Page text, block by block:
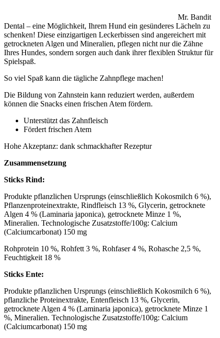
Mr. Bandit
Dental – eine Möglichkeit, Ihrem Hund ein gesünderes Lächeln zu
schenken! Diese einzigartigen Leckerbissen sind angereichert mit
getrockneten Algen und Mineralien, pflegen nicht nur die Zähne
Ihres Hundes, sondern sorgen auch dank ihrer flexiblen Struktur für
Spielspaß.
So viel Spaß kann die tägliche Zahnpflege machen!
Die Bildung von Zahnstein kann reduziert werden, außerdem
können die Snacks einen frischen Atem fördern.
Unterstützt das Zahnfleisch
Fördert frischen Atem
Hohe Akzeptanz: dank schmackhafter Rezeptur
Zusammensetzung
Sticks Rind:
Produkte pflanzlichen Ursprungs (einschließlich Kokosmilch 6 %),
Pflanzenproteinextrakte, Rindfleisch 13 %, Glycerin, getrocknete
Algen 4 % (Laminaria japonica), getrocknete Minze 1 %,
Mineralien. Technologische Zusatzstoffe/100g: Calcium
(Calciumcarbonat) 150 mg
Rohprotein 10 %, Rohfett 3 %, Rohfaser 4 %, Rohasche 2,5 %,
Feuchtigkeit 18 %
Sticks Ente:
Produkte pflanzlichen Ursprungs (einschließlich Kokosmilch 6 %),
pflanzliche Proteinextrakte, Entenfleisch 13 %, Glycerin,
getrocknete Algen 4 % (Laminaria japonica), getrocknete Minze 1
%, Mineralien. Technologische Zusatzstoffe/100g: Calcium
(Calciumcarbonat) 150 mg